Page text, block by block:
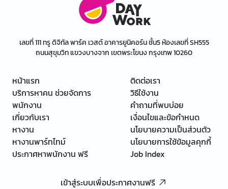
เลขที่ 111 ทรู ดิจิทัล พาร์ค เวสต์ อาคารยูนิคอร์น ชั้น5 ห้องเลขที่ SH555
ถนนสุขุมวิท แขวงบางจาก เขตพระโขนง กรุงเทพ 10260
หน้าแรก
บริการหาคน ช่วยจัดการ
พนักงาน
เกี่ยวกับเรา
หางาน
หางานพาร์ทไทม์
ประกาศหาพนักงาน ฟรี
ติดต่อเรา
วิธีใช้งาน
คำถามที่พบบ่อย
เงื่อนไขและข้อกำหนด
นโยบายความเป็นส่วนตัว
นโยบายการใช้ข้อมูลคุกกี้
Job Index
เข้าสู่ระบบเพื่อประกาศงานฟรี